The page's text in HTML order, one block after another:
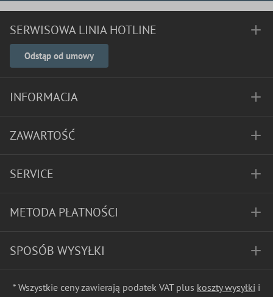
SERWISOWA LINIA HOTLINE
Odstąp od umowy
INFORMACJA
ZAWARTOŚĆ
SERVICE
METODA PŁATNOŚCI
SPOSÓB WYSYŁKI
* Wszystkie ceny zawierają podatek VAT plus koszty wysyłki i